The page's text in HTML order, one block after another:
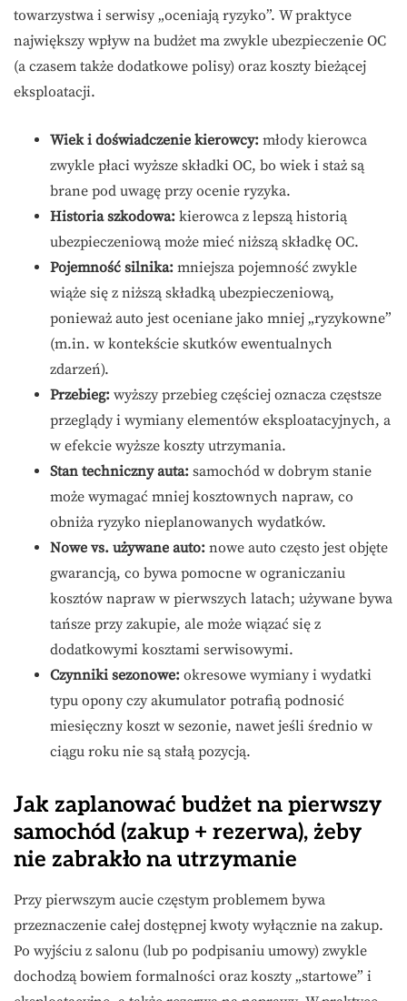
towarzystwa i serwisy „oceniają ryzyko”. W praktyce
największy wpływ na budżet ma zwykle ubezpieczenie OC
(a czasem także dodatkowe polisy) oraz koszty bieżącej
eksploatacji.
Wiek i doświadczenie kierowcy: młody kierowca
zwykle płaci wyższe składki OC, bo wiek i staż są
brane pod uwagę przy ocenie ryzyka.
Historia szkodowa: kierowca z lepszą historią
ubezpieczeniową może mieć niższą składkę OC.
Pojemność silnika: mniejsza pojemność zwykle
wiąże się z niższą składką ubezpieczeniową,
ponieważ auto jest oceniane jako mniej „ryzykowne”
(m.in. w kontekście skutków ewentualnych
zdarzeń).
Przebieg: wyższy przebieg częściej oznacza częstsze
przeglądy i wymiany elementów eksploatacyjnych, a
w efekcie wyższe koszty utrzymania.
Stan techniczny auta: samochód w dobrym stanie
może wymagać mniej kosztownych napraw, co
obniża ryzyko nieplanowanych wydatków.
Nowe vs. używane auto: nowe auto często jest objęte
gwarancją, co bywa pomocne w ograniczaniu
kosztów napraw w pierwszych latach; używane bywa
tańsze przy zakupie, ale może wiązać się z
dodatkowymi kosztami serwisowymi.
Czynniki sezonowe: okresowe wymiany i wydatki
typu opony czy akumulator potrafią podnosić
miesięczny koszt w sezonie, nawet jeśli średnio w
ciągu roku nie są stałą pozycją.
Jak zaplanować budżet na pierwszy
samochód (zakup + rezerwa), żeby
nie zabrakło na utrzymanie
Przy pierwszym aucie częstym problemem bywa
przeznaczenie całej dostępnej kwoty wyłącznie na zakup.
Po wyjściu z salonu (lub po podpisaniu umowy) zwykle
dochodzą bowiem formalności oraz koszty „startowe” i